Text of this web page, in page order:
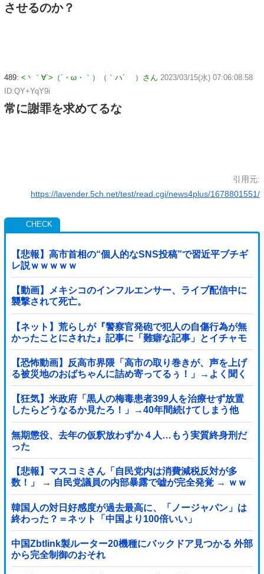
させるのか？
489: <丶｀∀´>（´・ω・｀）（｀ハ´ ）さん 2023/03/15(水) 07:06:08.58
ID:QY+YqY9i
常に謝罪を求めてるな
引用元:
https://lavender.5ch.net/test/read.cgi/news4plus/1678801551/
【悲報】高市首相の“個人的なSNS投稿”で習近平ブチギ
レ説ｗｗｗｗｗ
【動画】メキシコのインフルエンサー、ライブ配信中に
襲撃されて死亡。
【ネット】荒らしが『警察官発砲で犯人の自傷行為が無
かったことにされた』記事に「難癖な記事」とイチャモ
ン→自傷行為の動画が拡散してマスゴミの偏向報...
【恐怖動画】反高市界隈「高市の取り巻きが、声を上げ
る被災地のおばちゃんに詰め寄ってるぅ！」→よく聞く
と何やらヤバいことを言っていると話題に…
【狂気】米政府「黒人の梅毒患者399人を治療せず放置
したらどうなるか見たろ！」→40年間続けてしまう他
無期懲役、去年の仮釈放わずか４人…もう実質終身刑だ
った
【悲報】マスコミさん「自民党内は消費減税反対が多
数！」 → 自民党議員の内部暴露で嘘が完全発覚 → ｗｗ
ｗｗｗｗｗｗｗｗｗｗｗｗ
韓国人の対日好感度が過去最高に、「ノージャパン」は
終わった？＝ネット「中国より100倍いい」
中国Zbtlink製ルーター20機種にバックドア見つかる 外部
から完全制御のおそれ